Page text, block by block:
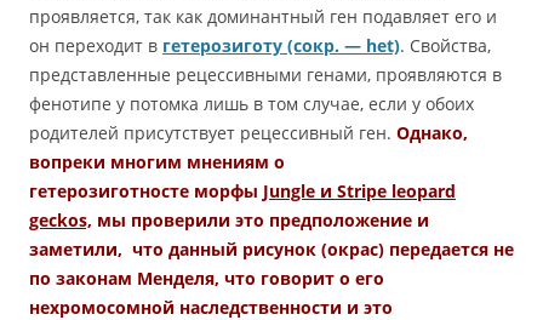
проявляется, так как доминантный ген подавляет его и
он переходит в гетерозиготу (сокр. — het). Свойства,
представленные рецессивными генами, проявляются в
фенотипе у потомка лишь в том случае, если у обоих
родителей присутствует рецессивный ген. Однако,
вопреки многим мнениям о
гетерозиготносте морфы Jungle и Stripe leopard
geckos, мы проверили это предположение и
заметили, что данный рисунок (окрас) передается не
по законам Менделя, что говорит о его
нехромосомной наследственности и это